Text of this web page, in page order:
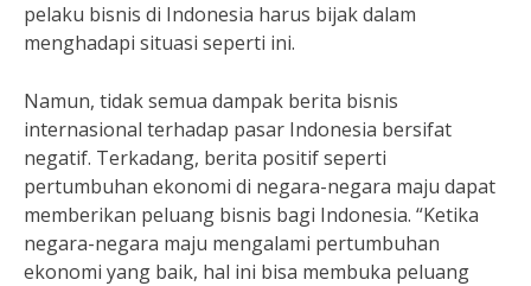
pelaku bisnis di Indonesia harus bijak dalam
menghadapi situasi seperti ini.
Namun, tidak semua dampak berita bisnis
internasional terhadap pasar Indonesia bersifat
negatif. Terkadang, berita positif seperti
pertumbuhan ekonomi di negara-negara maju dapat
memberikan peluang bisnis bagi Indonesia. “Ketika
negara-negara maju mengalami pertumbuhan
ekonomi yang baik, hal ini bisa membuka peluang